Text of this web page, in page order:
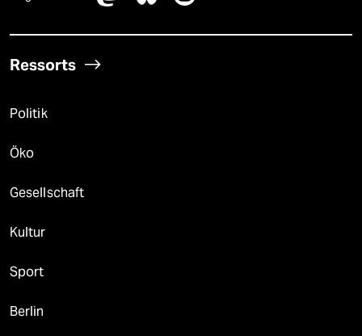
Ressorts
Politik
Öko
Gesellschaft
Kultur
Sport
Berlin